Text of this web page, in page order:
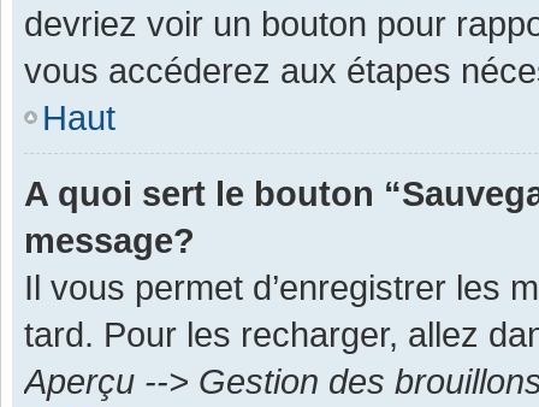
devriez voir un bouton pour
vous accéderez aux étapes
Haut
A quoi sert le bouton
message?
Il vous permet d’enregistrer les
tard. Pour les recharger, allez
Aperçu --> Gestion des